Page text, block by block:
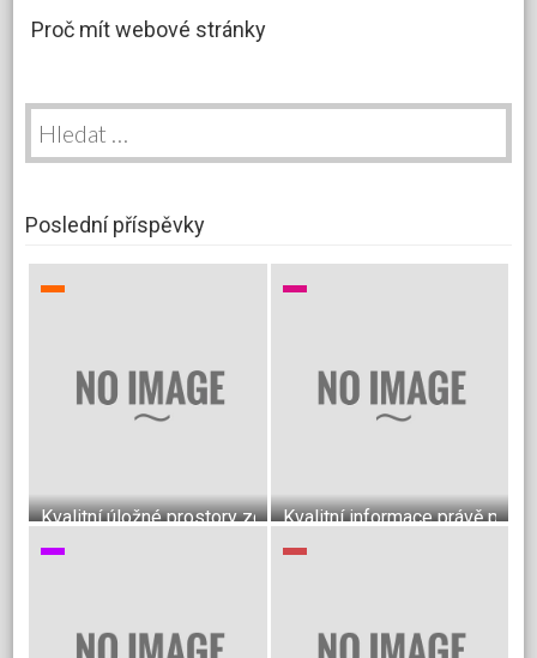
Proč mít webové stránky
Vyhledávání
Poslední příspěvky
Kvalitní úložné prostory zcela podle Vašich představ
Kvalitní informace právě pro